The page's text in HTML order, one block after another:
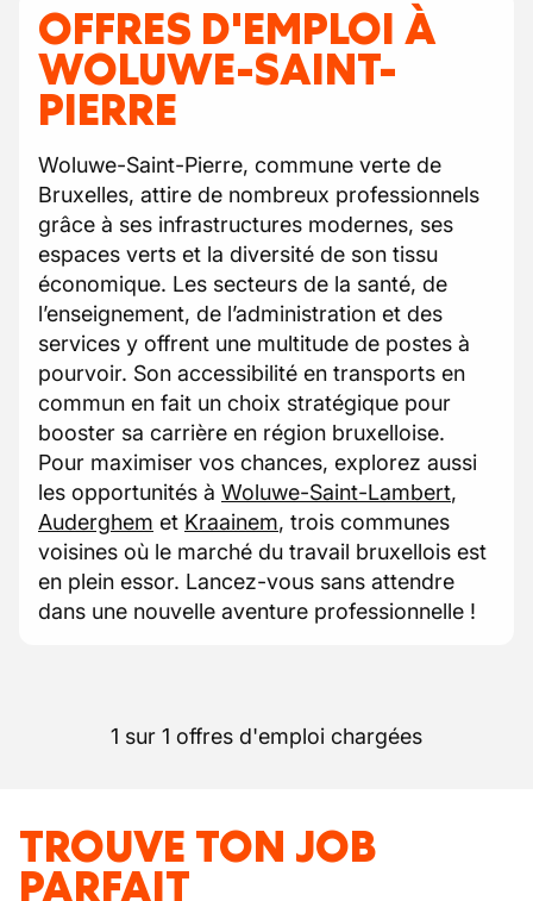
OFFRES D'EMPLOI À
WOLUWE-SAINT-
PIERRE
Woluwe-Saint-Pierre, commune verte de
Bruxelles, attire de nombreux professionnels
grâce à ses infrastructures modernes, ses
espaces verts et la diversité de son tissu
économique. Les secteurs de la santé, de
l’enseignement, de l’administration et des
services y offrent une multitude de postes à
pourvoir. Son accessibilité en transports en
commun en fait un choix stratégique pour
booster sa carrière en région bruxelloise.
Pour maximiser vos chances, explorez aussi
les opportunités à Woluwe-Saint-Lambert,
Auderghem et Kraainem, trois communes
voisines où le marché du travail bruxellois est
en plein essor. Lancez-vous sans attendre
dans une nouvelle aventure professionnelle !
1 sur 1 offres d'emploi chargées
TROUVE TON JOB
PARFAIT